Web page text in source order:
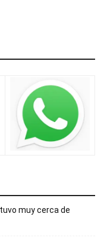
muy cerca de